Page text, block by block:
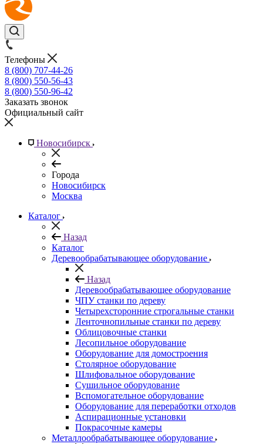
Телефоны
8 (800) 707-44-26
8 (800) 550-56-43
8 (800) 550-96-42
Заказать звонок
Официальный сайт
Новосибирск
Города
Новосибирск
Москва
Каталог
Назад
Каталог
Деревообрабатывающее оборудование
Назад
Деревообрабатывающее оборудование
ЧПУ станки по дереву
Четырехсторонние строгальные станки
Ленточнопильные станки по дереву
Облицовочные станки
Лесопильное оборудование
Оборудование для домостроения
Столярное оборудование
Шлифовальное оборудование
Сушильное оборудование
Вспомогательное оборудование
Оборудование для переработки отходов
Аспирационные установки
Покрасочные камеры
Металлообрабатывающее оборудование